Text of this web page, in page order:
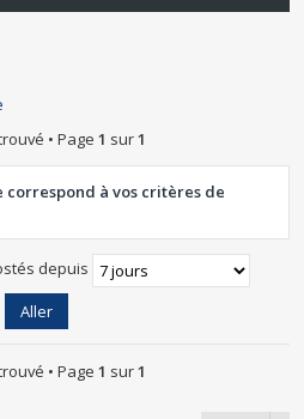
r
• Page 1 sur1
correspond à vos critères de
depuis
• Page 1 sur1